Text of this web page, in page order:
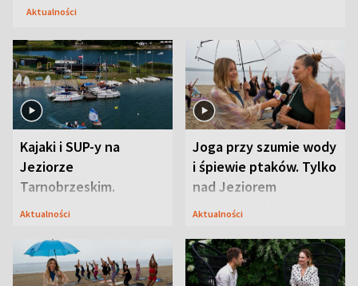
Aktualności
Kajaki i SUP-y na
Jeziorze
Tarnobrzeskim.
Przyrodnicy zwracają
Aktualności
Joga przy szumie wody
i śpiewie ptaków. Tylko
nad Jeziorem
Tarnobrzeskim
Aktualności